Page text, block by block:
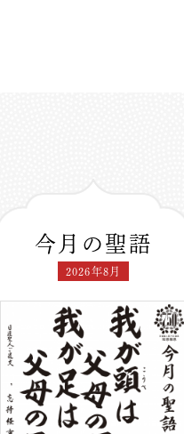
今月の聖語
2026年8月